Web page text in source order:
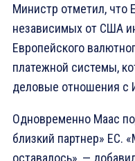
Министр отметил, что
независимых от США
Европейского
платежной системы,
деловые отношения с
Одновременно Маас
близкий партнер» ЕС.
оставалось», —